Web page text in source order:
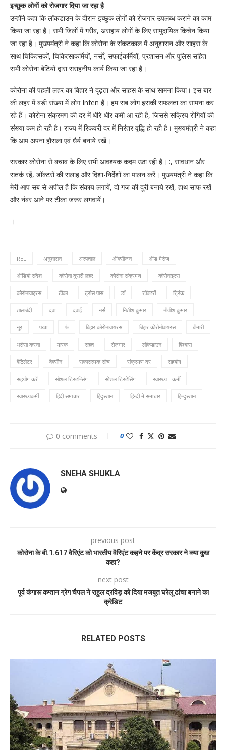
इच्छुक लोगों को रोजगार दिया जा रहा है
उन्होंने कहा कि लॉकडाउन के दौरान इच्छुक लोगों को रोजगार उपलब्ध कराने का काम
किया जा रहा है। सभी जिलों में गरीब, असहाय लोगों के लिए सामुदायिक किचेन किया
जा रहा है। मुख्यमंत्री ने कहा कि कोरोना के संकटकाल में अनुशासन और साहस के
साथ चिकित्सकों, चिकित्साकर्मियों, नर्सों, सफाईकर्मियों, प्रशासन और पुलिस सहित
सभी कोरोना बेटियों द्वारा सराहनीय कार्य किया जा रहा है।
कोरोना की पहली लहर का बिहार ने दृढ़ता और साहस के साथ सामना किया। इस बार
की लहर में बड़ी संख्या में लोग Infen हैं। हम सब लोग इसकी सफलता का सामना कर
रहे हैं। कोरोना संक्रमण की दर में धीरे-धीर कमी आ रही है, जिससे सक्रिय रोगियों की
संख्या कम हो रही है। राज्य में रिकवरी दर में निरंतर वृद्धि हो रही है। मुख्यमंत्री ने कहा
कि आप अपना हौसला एवं धैर्य बनाये रखें।
सरकार कोरोना से बचाव के लिए सभी आवश्यक कदम उठा रही है। :, सावधान और
सतर्क रहें, डॉक्टरों की सलाह और दिशा-निर्देशों का पालन करें। मुख्यमंत्री ने कहा कि
मेरी आप सब से अपील है कि संकाय लगायें, दो गज की दूरी बनाये रखें, हाथ साफ रखें
और नंबर आने पर टीका जरूर लगवायें।
।
REL अनुशासन अस्पताल ऑक्सीजन ऑड मैसेज
ऑडियो संदेश कोरोना दूसरी लहर कोरोना संक्रमण कोरोनाइरस
कोरोनावाइरस टीका ट्रांस पास डॉ डॉक्टरों ड्रिंक
तालाबंदी दवा दवाई नर्स नितीश कुमार नीतीश कुमार
नूर पंखा फं बिहार कोरोनावायरस बिहार कोरोनोवायरस बीमारी
भरोसा करना मास्क राहत रोज़गार लॉकडाउन विश्वास
वेंटिलेटर वैक्सीन सकारात्मक सोच संक्रमण दर सहयोग
सहयोग करें सोशल डिस्टन्सिंग सोशल डिस्टेंसिंग स्वास्थ्य - कर्मी
स्वास्थ्यकर्मी हिंदी समाचार हिंदुस्तान हिन्दी में समाचार हिन्दुस्तान
0 comments 0
SNEHA SHUKLA
previous post
कोरोना के बी.1.617 वैरिएंट को भारतीय वैरिएंट कहने पर केंद्र सरकार ने क्या कुछ
कहा?
next post
पूर्व कंगारू कप्तान ग्रेग चैपल ने राहुल द्रविड़ को दिया मजबूत घरेलू ढांचा बनाने का
क्रेडिट
RELATED POSTS